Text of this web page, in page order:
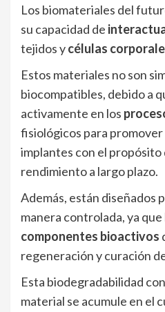
Los biomateriales del
su capacidad de
tejidos ycélulas
Estos materiales no son
biocompatibles, debido a
activamente en los
fisiológicos para
implantes con el propósito
rendimiento a largo plazo.
Además, están diseñados
manera controlada, ya
componentes bioactivos
regeneración y curación
Esta biodegradabilidad
material se acumule en el